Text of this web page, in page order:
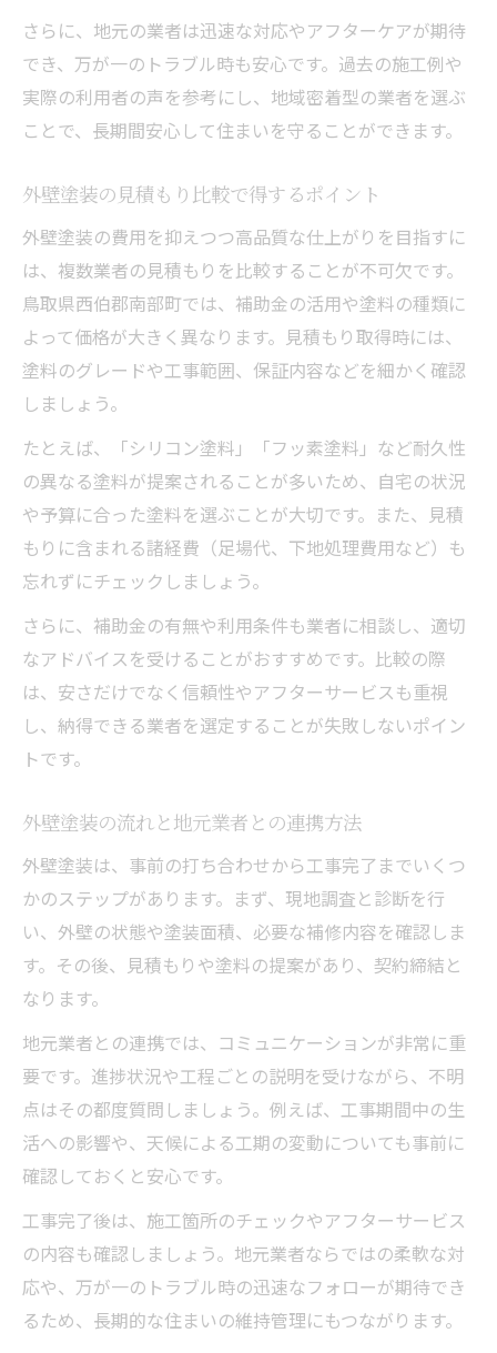
さらに、地元の業者は迅速な対応やアフターケアが期待
でき、万が一のトラブル時も安心です。過去の施工例や
実際の利用者の声を参考にし、地域密着型の業者を選ぶ
ことで、長期間安心して住まいを守ることができます。
外壁塗装の見積もり比較で得するポイント
外壁塗装の費用を抑えつつ高品質な仕上がりを目指すに
は、複数業者の見積もりを比較することが不可欠です。
鳥取県西伯郡南部町では、補助金の活用や塗料の種類に
よって価格が大きく異なります。見積もり取得時には、
塗料のグレードや工事範囲、保証内容などを細かく確認
しましょう。
たとえば、「シリコン塗料」「フッ素塗料」など耐久性
の異なる塗料が提案されることが多いため、自宅の状況
や予算に合った塗料を選ぶことが大切です。また、見積
もりに含まれる諸経費（足場代、下地処理費用など）も
忘れずにチェックしましょう。
さらに、補助金の有無や利用条件も業者に相談し、適切
なアドバイスを受けることがおすすめです。比較の際
は、安さだけでなく信頼性やアフターサービスも重視
し、納得できる業者を選定することが失敗しないポイン
トです。
外壁塗装の流れと地元業者との連携方法
外壁塗装は、事前の打ち合わせから工事完了までいくつ
かのステップがあります。まず、現地調査と診断を行
い、外壁の状態や塗装面積、必要な補修内容を確認しま
す。その後、見積もりや塗料の提案があり、契約締結と
なります。
地元業者との連携では、コミュニケーションが非常に重
要です。進捗状況や工程ごとの説明を受けながら、不明
点はその都度質問しましょう。例えば、工事期間中の生
活への影響や、天候による工期の変動についても事前に
確認しておくと安心です。
工事完了後は、施工箇所のチェックやアフターサービス
の内容も確認しましょう。地元業者ならではの柔軟な対
応や、万が一のトラブル時の迅速なフォローが期待でき
るため、長期的な住まいの維持管理にもつながります。